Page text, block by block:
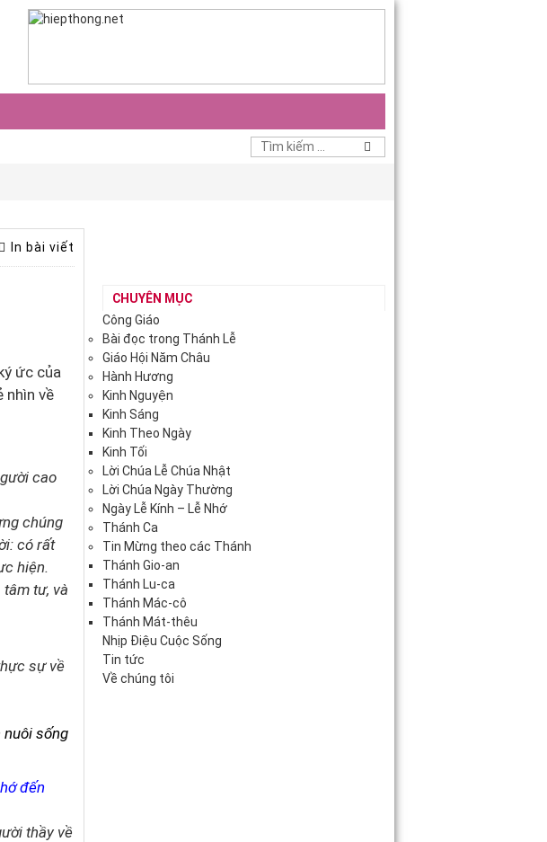
In bài viết
ức của
nhìn về
cao
chúng
có rất
hiện.
tư, và
sự về
nuôi sống
đến
thầy về
CHUYÊN MỤC
Công Giáo
Bài đọc trong Thánh Lễ
Giáo Hội Năm Châu
Hành Hương
Kinh Nguyện
Kinh Sáng
Kinh Theo Ngày
Kinh Tối
Lời Chúa Lễ Chúa Nhật
Lời Chúa Ngày Thường
Ngày Lễ Kính – Lễ Nhớ
Thánh Ca
Tin Mừng theo các Thánh
Thánh Gio-an
Thánh Lu-ca
Thánh Mác-cô
Thánh Mát-thêu
Nhịp Điệu Cuộc Sống
Tin tức
Về chúng tôi